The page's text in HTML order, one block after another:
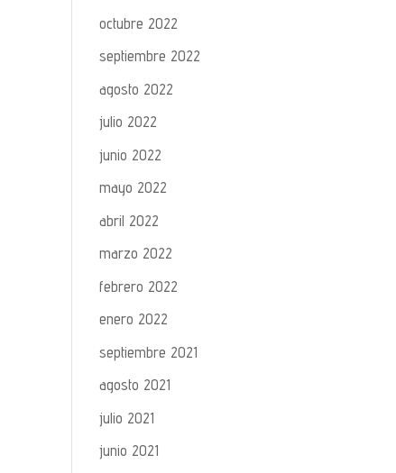
octubre 2022
septiembre 2022
agosto 2022
julio 2022
junio 2022
mayo 2022
abril 2022
marzo 2022
febrero 2022
enero 2022
septiembre 2021
agosto 2021
julio 2021
junio 2021